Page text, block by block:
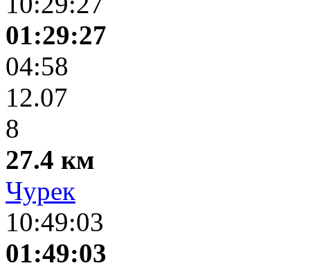
01:29:27
04:58
12.07
8
27.4 км
Чурек
10:49:03
01:49:03